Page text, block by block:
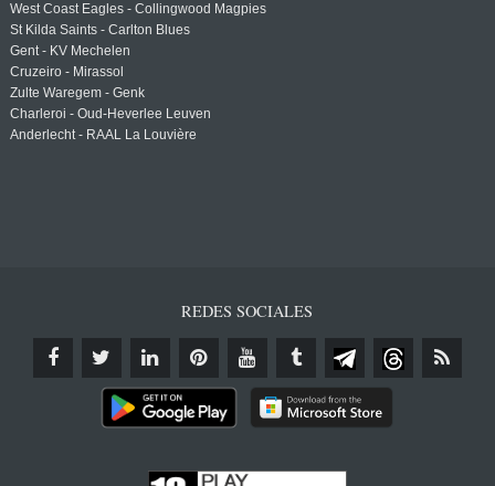
West Coast Eagles - Collingwood Magpies
St Kilda Saints - Carlton Blues
Gent - KV Mechelen
Cruzeiro - Mirassol
Zulte Waregem - Genk
Charleroi - Oud-Heverlee Leuven
Anderlecht - RAAL La Louvière
REDES SOCIALES